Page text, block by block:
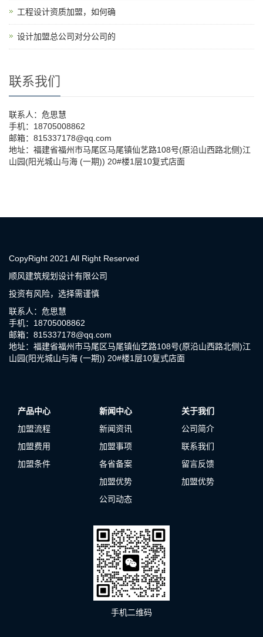
工程设计资质加盟，如何确
设计加盟总公司对分公司的
联系我们
联系人：危思慧
手机：18705008862
邮箱：815337178@qq.com
地址：福建省福州市马尾区马尾镇仙艺路108号(原沿山西路北侧)江
山园(阳光城山与海 (一期)) 20#楼1层10复式店面
CopyRight 2021 All Right Reserved
顺风建筑规划设计有限公司
投资有风险，选择需谨慎
联系人：危思慧
手机：18705008862
邮箱：815337178@qq.com
地址：福建省福州市马尾区马尾镇仙艺路108号(原沿山西路北侧)江
山园(阳光城山与海 (一期)) 20#楼1层10复式店面
产品中心
加盟流程
加盟费用
加盟条件
新闻中心
新闻资讯
加盟事项
各省备案
加盟优势
公司动态
关于我们
公司简介
联系我们
留言反馈
加盟优势
手机二维码